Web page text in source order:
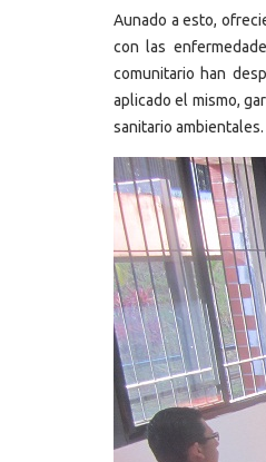
Aunado a esto,
con las
comunitario han
aplicado el mismo,
sanitario ambientales.